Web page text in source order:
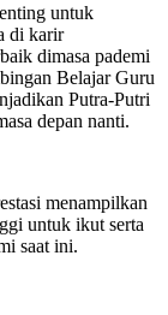
untuk
di karir
dimasa pademi
Belajar Guru
Putra-Putri
depan nanti.
menampilkan
untuk ikut serta
saat ini.